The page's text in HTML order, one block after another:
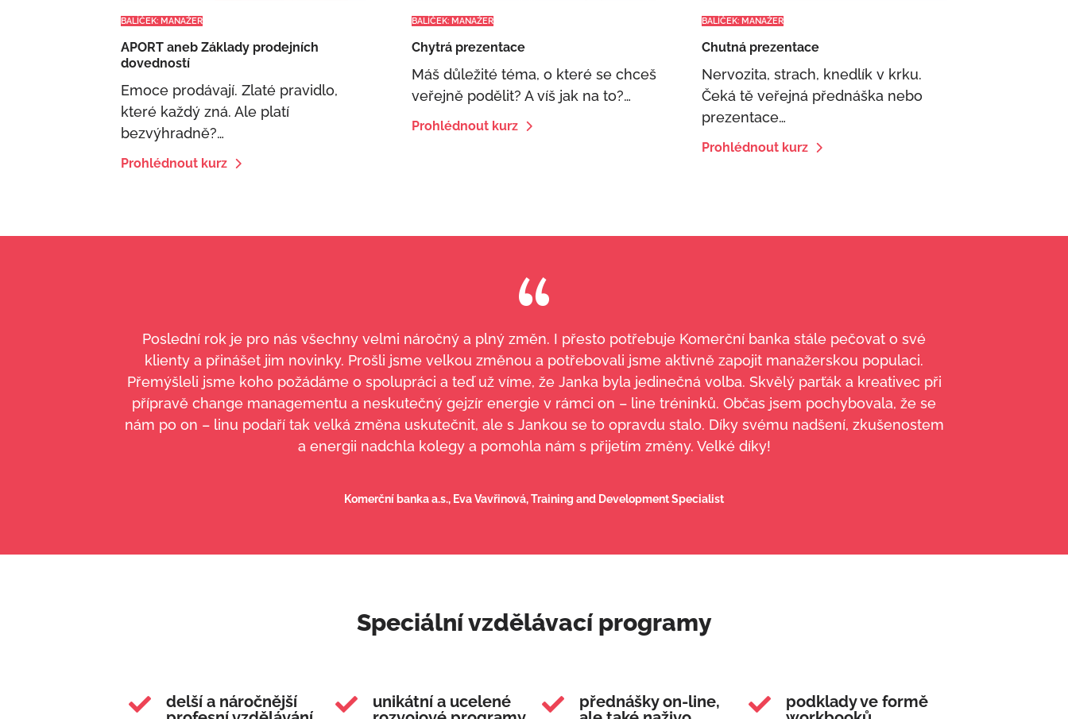
BALÍČEK: MANAŽER
APORT aneb Základy prodejních
dovedností
Emoce prodávají. Zlaté pravidlo,
které každý zná. Ale platí
bezvýhradně?…
Prohlédnout kurz
BALÍČEK: MANAŽER
Chytrá prezentace
Máš důležité téma, o které se chceš
veřejně podělit? A víš jak na to?…
Prohlédnout kurz
BALÍČEK: MANAŽER
Chutná prezentace
Nervozita, strach, knedlík v krku.
Čeká tě veřejná přednáška nebo
prezentace…
Prohlédnout kurz
Poslední rok je pro nás všechny velmi náročný a plný změn. I přesto potřebuje Komerční banka stále pečovat o své
klienty a přinášet jim novinky. Prošli jsme velkou změnou a potřebovali jsme aktivně zapojit manažerskou populaci.
Přemýšleli jsme koho požádáme o spolupráci a teď už víme, že Janka byla jedinečná volba. Skvělý parťák a kreativec při
přípravě change managementu a neskutečný gejzír energie v rámci on – line tréninků. Občas jsem pochybovala, že se
nám po on – linu podaří tak velká změna uskutečnit, ale s Jankou se to opravdu stalo. Díky svému nadšení, zkušenostem
a energii nadchla kolegy a pomohla nám s přijetím změny. Velké díky!
Komerční banka a.s., Eva Vavřinová, Training and Development Specialist
Speciální vzdělávací programy

delší a náročnější

unikátní a ucelené

přednášky on-line,

podklady ve formě